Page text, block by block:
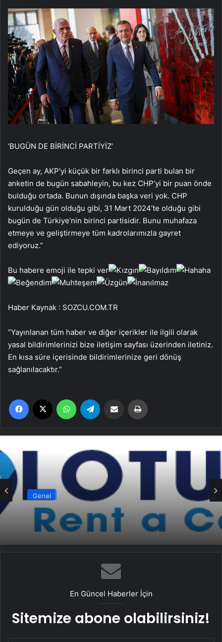
‘BUGÜN DE BİRİNCİ PARTİYİZ’
Geçen ay, AKP’yi küçük bir farklı birinci parti bulan bir
anketin de bugün sabahleyin, bu kez CHP’yi bir puan önde
bulduğu ortada. Bunun dışında başka veri yok. CHP
kurulduğu gün olduğu gibi, 31 Mart 2024’te olduğu gibi
bugün de Türkiye’nin birinci partisidir. Bunu muhafaza
etmeye ve geliştirmeye tüm kadrolarımızla gayret
ediyoruz.”
Bu habere emoji ile tepki ver
Haber Kaynak : SOZCU.COM.TR
“Yayınlanan tüm haber ve diğer içerikler ile ilgili olarak
yasal bildirimlerinizi bize iletişim sayfası üzerinden iletiniz.
En kısa süre içerisinde bildirimlerinize geri dönüş
sağlanılacaktır.”
Facebook WhatsApp Email'den paylaş
Genel
Ankara rent a car
En Güncel Haberler İçin
Sitemize abone olabilirsiniz!